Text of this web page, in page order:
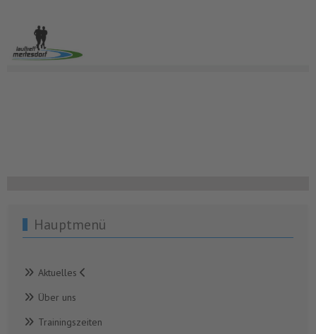
Hauptmenü
Aktuelles
Über uns
Trainingszeiten